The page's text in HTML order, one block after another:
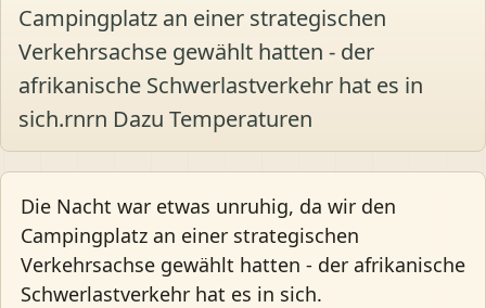
Campingplatz an einer strategischen
Verkehrsachse gewählt hatten - der
afrikanische Schwerlastverkehr hat es in
sich.rnrn Dazu Temperaturen
Die Nacht war etwas unruhig, da wir den
Campingplatz an einer strategischen
Verkehrsachse gewählt hatten - der afrikanische
Schwerlastverkehr hat es in sich.